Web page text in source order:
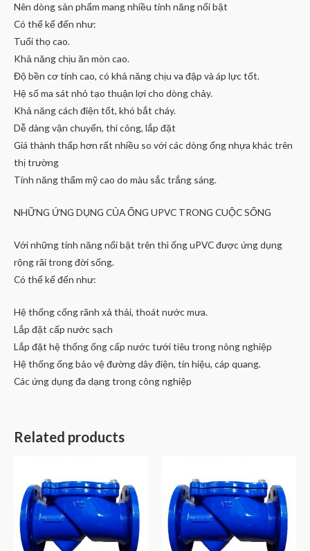
Nên dòng sản phẩm mang nhiều tính năng nổi bật
Có thể kể đến như:
Tuổi thọ cao.
Khả năng chịu ăn mòn cao.
Độ bền cơ tính cao, có khả năng chịu va đập và áp lực tốt.
Hệ số ma sát nhỏ tạo thuận lợi cho dòng chảy.
Khả năng cách điện tốt, khó bắt cháy.
Dễ dàng vận chuyển, thi công, lắp đặt
Giá thành thấp hơn rất nhiều so với các dòng ống nhựa khác trên
thị trường
Tính năng thẩm mỹ cao do màu sắc trắng sáng.
NHỮNG ỨNG DỤNG CỦA ỐNG UPVC TRONG CUỘC SỐNG
Với những tính năng nổi bật trên thì ống uPVC được ứng dụng
rộng rãi trong đời sống.
Có thể kể đến như:
Hệ thống cống rãnh xả thải, thoát nước mưa.
Lắp đặt cấp nước sạch
Lắp đặt hệ thống ống cấp nước tưới tiêu trong nông nghiệp
Hệ thống ống bảo vệ đường dây điện, tín hiệu, cáp quang.
Các ứng dụng đa dạng trong công nghiệp
Related products